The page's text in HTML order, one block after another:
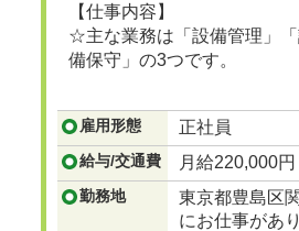
【仕事内容】
☆主な業務は「設備管理」
備保守」の3つです。
...つづきを見る
雇用形態 正社員
給与/交通費 月給220,000円
勤務地
東京都豊島区
にお仕事があ